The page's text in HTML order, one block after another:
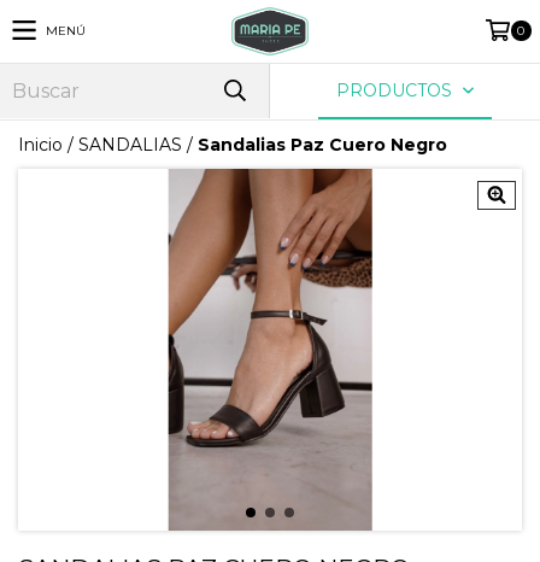
MENÚ 0
PRODUCTOS
Inicio / SANDALIAS / Sandalias Paz Cuero Negro